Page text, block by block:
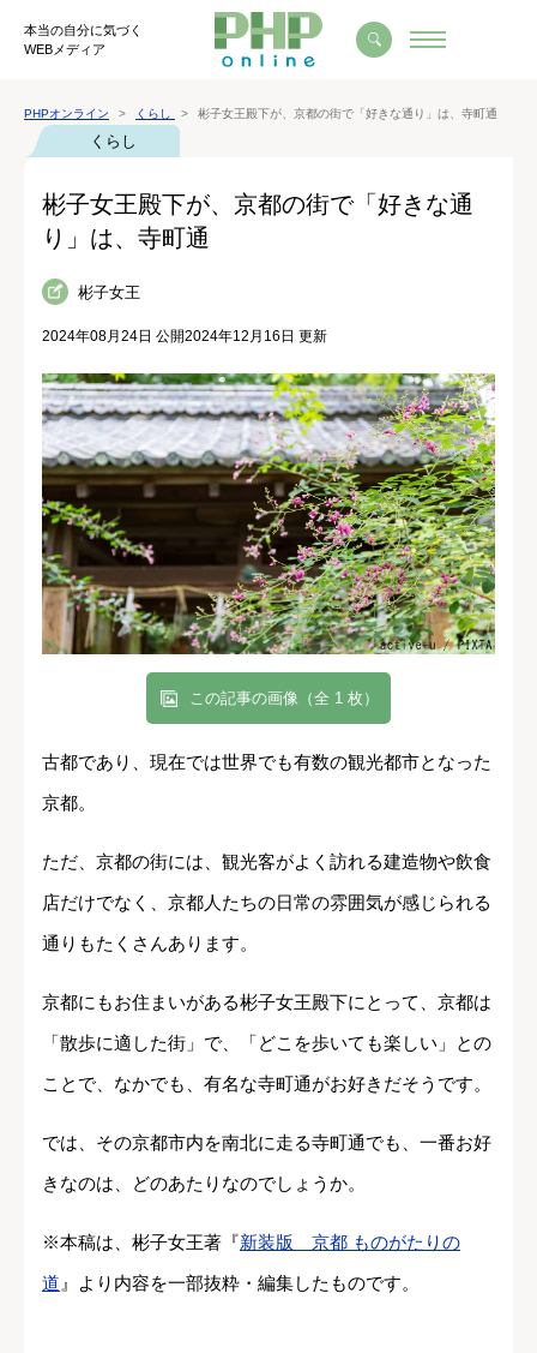
本当の自分に気づく
WEBメディア
PHPオンライン くらし 彬子女王殿下が、京都の街で「好きな通り」は、寺町通
くらし
彬子女王殿下が、京都の街で「好きな通
り」は、寺町通
彬子女王
2024年08月24日 公開2024年12月16日 更新
この記事の画像（全 1 枚）
古都であり、現在では世界でも有数の観光都市となった
京都。
ただ、京都の街には、観光客がよく訪れる建造物や飲食
店だけでなく、京都人たちの日常の雰囲気が感じられる
通りもたくさんあります。
京都にもお住まいがある彬子女王殿下にとって、京都は
「散歩に適した街」で、「どこを歩いても楽しい」との
ことで、なかでも、有名な寺町通がお好きだそうです。
では、その京都市内を南北に走る寺町通でも、一番お好
きなのは、どのあたりなのでしょうか。
※本稿は、彬子女王著『新装版 京都 ものがたりの
道 』より内容を一部抜粋・編集したものです。